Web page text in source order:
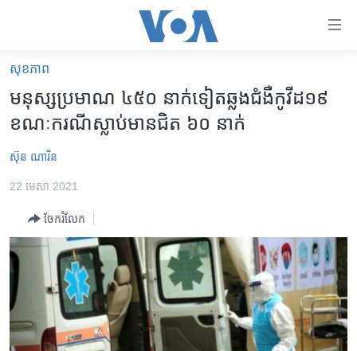
គេហទំព័រ​
ទាក់ទង
និង​
ចូល​
ទំព័រ​
ម្តង
រំលង​
ចូល​
ទៅ​
ទំព័រ​
អន្តរជាតិ
កម្ពុជាច្នៃប្រតិដ្ឋ
ព្រឹត្តិការណ៍ព័ត៌មាន
ទូរទស្សន៍ / វីដេអូ​
វិទ្យុ / ផតខាសថ៍
កម្មវិធីទាំងអស់
សុខភាព
មនុស្ស​ប្រមាណ​ ៤៥០​ នាក់​ទៀត​ឆ្លង​ជំងឺ​កូវីដ​១៩
ខណៈ​ករណី​ស្លាប់​មាន​ជិត​ ៦០ ​នាក់
ស៊ុន ណារិន
22 មេសា 2021
ចែករំលែក